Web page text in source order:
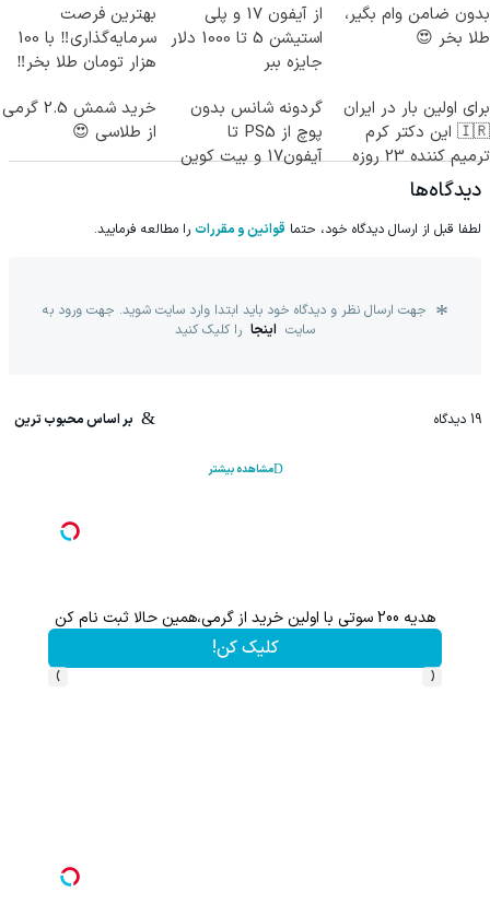
بدون ضامن وام بگیر،
طلا بخر 😍
از آیفون 17 و پلی
استیشن 5 تا 1000 دلار
جایزه ببر
بهترین فرصت
سرمایه‌گذاری‼️ با 100
هزار تومان طلا بخر‼️
برای اولین بار در ایران
🇮🇷 این دکتر کرم
ترمیم کننده 23 روزه
ساخت!
گردونه شانس بدون
پوچ از PS5 تا
آیفون17 و بیت کوین
خرید شمش 2.5 گرمی
از طلاسی 😍
دیدگاه‌ها
لطفا قبل از ارسال دیدگاه خود، حتما قوانین و مقررات را مطالعه فرمایید.
جهت ارسال نظر و دیدگاه خود باید ابتدا وارد سایت شوید. جهت ورود به
سایت اینجا را کلیک کنید
19 دیدگاه بر اساس محبوب ترین
مشاهده بیشتر
هدیه 200 سوتی با اولین خرید از گرمی،همین حالا ثبت نام کن
کلیک کن!
‹
›